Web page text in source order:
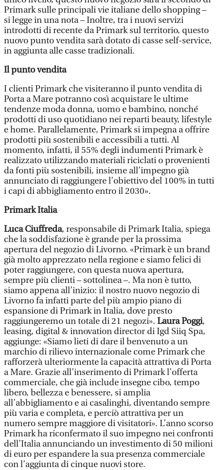
Primark sulle principali vie italiane dello shopping –
si legge in una nota – Inoltre, tra i nuovi servizi
introdotti di recente da Primark sul territorio, questo
nuovo punto vendita sarà dotato di casse self-service,
in aggiunta alle casse tradizionali.
Il punto vendita
I clienti Primark che visiteranno il punto vendita di
Porta a Mare potranno così acquistare le ultime
tendenze moda donna, uomo e bambino, nonché
prodotti di uso quotidiano nei reparti beauty, lifestyle
e home. Parallelamente, Primark si impegna a offrire
prodotti più sostenibili e accessibili a tutti. Al
momento, infatti, il 55% degli indumenti Primark è
realizzato utilizzando materiali riciclati o provenienti
da fonti più sostenibili, insieme all’impegno già
annunciato di raggiungere l’obiettivo del 100% in tutti
i capi di abbigliamento entro il 2030».
Primark Italia
Luca Ciuffreda, responsabile di Primark Italia, spiega
che la soddisfazione è grande per la prossima
apertura del negozio di Livorno. «Primark è un brand
già molto apprezzato nella regione e siamo felici di
poter raggiungere, con questa nuova apertura,
sempre più clienti – sottolinea –. Ma non è tutto,
siamo appena all’inizio: il nostro nuovo negozio di
Livorno fa infatti parte del più ampio piano di
espansione di Primark in Italia, dove presto
raggiungeremo un totale di 21 negozi». Laura Poggi,
leasing, digital & innovation director di Igd Siiq Spa,
aggiunge: «Siamo lieti di dare il benvenuto a un
marchio di rilievo internazionale come Primark che
rafforzerà ulteriormente la capacità attrattiva di Porta
a Mare. Grazie all’inserimento di Primark l’offerta
commerciale, che già include insegne cibo, tempo
libero, bellezza e benessere, si amplia
all’abbigliamento e ai casalinghi, diventando sempre
più varia e completa, e perciò attrattiva per un
numero sempre maggiore di visitatori». L’anno scorso
Primark ha riconfermato il suo impegno nei confronti
dell’Italia annunciando un investimento di 50 milioni
di euro per espandere la sua presenza commerciale
con l’aggiunta di cinque nuovi store.